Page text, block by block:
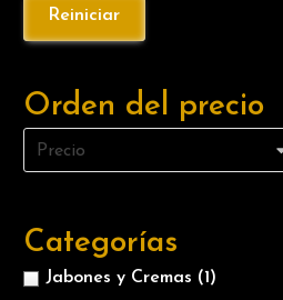
Orden del precio
Categorías
Jabones y Cremas (1)